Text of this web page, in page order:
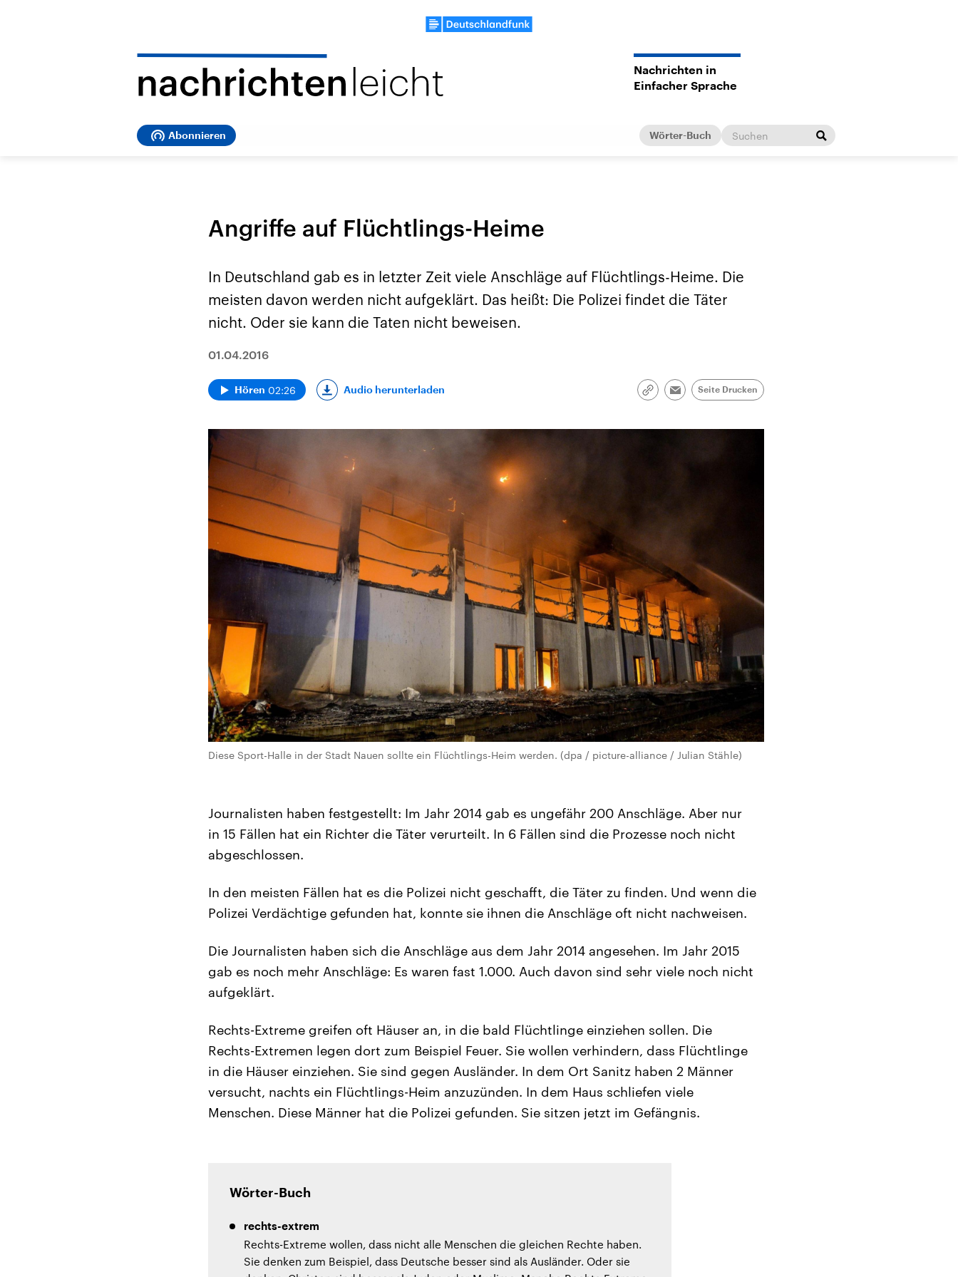
Nachrichten in
Einfacher Sprache
Abonnieren Wörter-Buch
Angriffe auf Flüchtlings-Heime
In Deutschland gab es in letzter Zeit viele Anschläge auf Flüchtlings-Heime. Die
meisten davon werden nicht aufgeklärt. Das heißt: Die Polizei findet die Täter
nicht. Oder sie kann die Taten nicht beweisen.
01.04.2016
Hören 02:26 Audio herunterladen
Link
Email
Seite Drucken
Diese Sport-Halle in der Stadt Nauen sollte ein Flüchtlings-Heim werden. (dpa / picture-alliance / Julian Stähle)
Journalisten haben festgestellt: Im Jahr 2014 gab es ungefähr 200 Anschläge. Aber nur
in 15 Fällen hat ein Richter die Täter verurteilt. In 6 Fällen sind die Prozesse noch nicht
abgeschlossen.
In den meisten Fällen hat es die Polizei nicht geschafft, die Täter zu finden. Und wenn die
Polizei Verdächtige gefunden hat, konnte sie ihnen die Anschläge oft nicht nachweisen.
Die Journalisten haben sich die Anschläge aus dem Jahr 2014 angesehen. Im Jahr 2015
gab es noch mehr Anschläge: Es waren fast 1.000. Auch davon sind sehr viele noch nicht
aufgeklärt.
Rechts-Extreme greifen oft Häuser an, in die bald Flüchtlinge einziehen sollen. Die
Rechts-Extremen legen dort zum Beispiel Feuer. Sie wollen verhindern, dass Flüchtlinge
in die Häuser einziehen. Sie sind gegen Ausländer. In dem Ort Sanitz haben 2 Männer
versucht, nachts ein Flüchtlings-Heim anzuzünden. In dem Haus schliefen viele
Menschen. Diese Männer hat die Polizei gefunden. Sie sitzen jetzt im Gefängnis.
Wörter-Buch
rechts-extrem
Rechts-Extreme wollen, dass nicht alle Menschen die gleichen Rechte haben.
Sie denken zum Beispiel, dass Deutsche besser sind als Ausländer. Oder sie